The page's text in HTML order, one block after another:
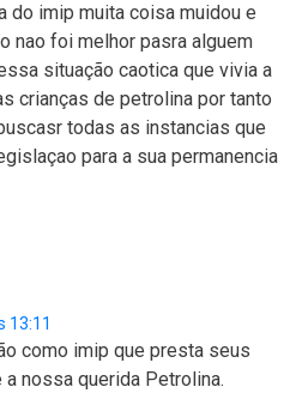
do imip muita coisa muidou e
nao foi melhor pasra alguem
situação caotica que vivia a
crianças de petrolina por tanto
todas as instancias que
para a sua permanencia
13:11
como imip que presta seus
nossa querida Petrolina.